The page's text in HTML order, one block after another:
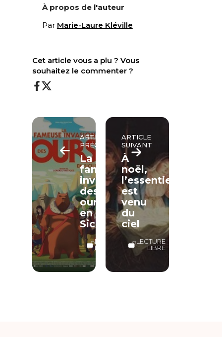
À propos de l'auteur
Par Marie-Laure Kléville
Cet article vous a plu ? Vous
souhaitez le commenter ?
ARTICLE
PRÉCÉDENT
La
fameuse
invasion
des
ours
en
Sicile
LECTURE
LIBRE
ARTICLE
SUIVANT
À
noël,
l’essentiel
est
venu
du
ciel
LECTURE
LIBRE